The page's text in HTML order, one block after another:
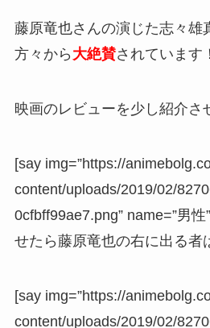
藤原竜也さんの演じた志々雄
方々から 大絶賛されています
映画のレビューを少し紹介さ
[say img=”https://
content/uploads/2019/02/
0cfbff99ae7.png” name=”男
せたら藤原竜也の右に出る者
[say img=”https://
content/uploads/2019/02/